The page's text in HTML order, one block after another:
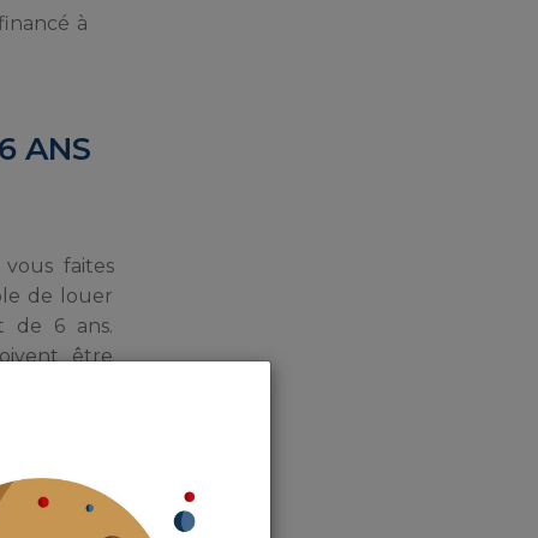
à
ANS
faites
de louer
de 6 ans.
être
du loyer
les
vu